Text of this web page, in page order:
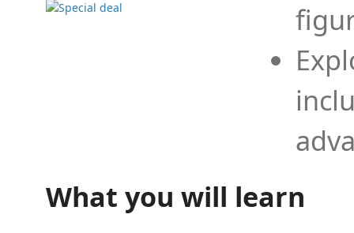
What you will learn